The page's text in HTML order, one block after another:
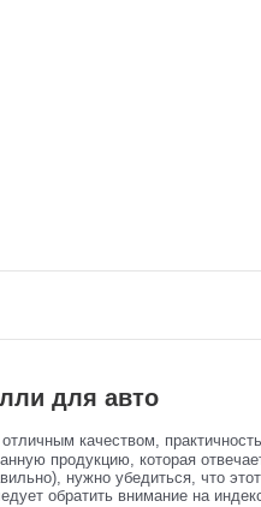
для авто
отличным качеством,
продукцию, которая
нужно убедиться, что
обратить внимание на